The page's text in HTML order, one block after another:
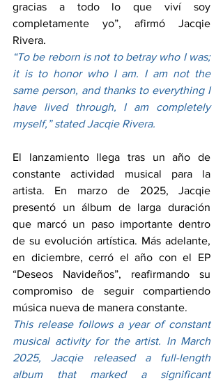
gracias a todo lo que viví soy
completamente yo”, afirmó Jacqie
Rivera.
“To be reborn is not to betray who I was;
it is to honor who I am. I am not the
same person, and thanks to everything I
have lived through, I am completely
myself,” stated Jacqie Rivera.
El lanzamiento llega tras un año de
constante actividad musical para la
artista. En marzo de 2025, Jacqie
presentó un álbum de larga duración
que marcó un paso importante dentro
de su evolución artística. Más adelante,
en diciembre, cerró el año con el EP
“Deseos Navideños”, reafirmando su
compromiso de seguir compartiendo
música nueva de manera constante.
This release follows a year of constant
musical activity for the artist. In March
2025, Jacqie released a full-length
album that marked a significant